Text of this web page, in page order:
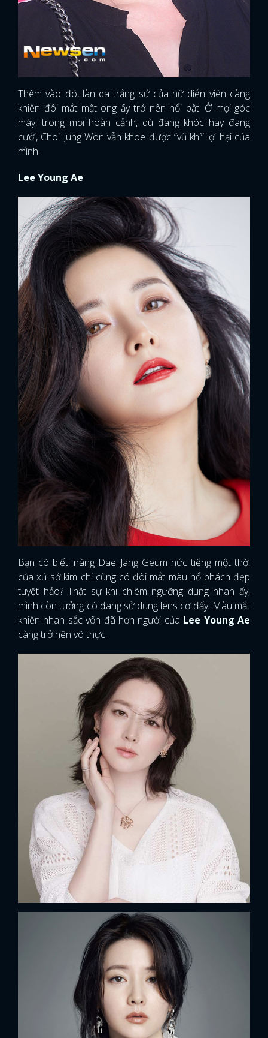
Thêm vào đó, làn da trắng sứ của nữ diễn viên càng
khiến đôi mắt mật ong ấy trở nên nổi bật. Ở mọi góc
máy, trong mọi hoàn cảnh, dù đang khóc hay đang
cười, Choi Jung Won vẫn khoe được “vũ khí” lợi hại của
mình.
Lee Young Ae
Bạn có biết, nàng Dae Jang Geum nức tiếng một thời
của xứ sở kim chi cũng có đôi mắt màu hổ phách đẹp
tuyệt hảo? Thật sự khi chiêm ngưỡng dung nhan ấy,
mình còn tưởng cô đang sử dụng lens cơ đấy. Màu mắt
khiến nhan sắc vốn đã hơn người của Lee Young Ae
càng trở nên vô thực.